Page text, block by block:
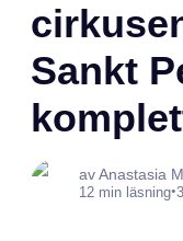
Sankt
av Anastasia
12 min läsning•